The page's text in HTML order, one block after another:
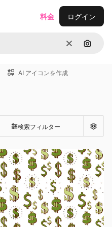
消去 画像で
料金 ログイン
AI アイコンを作成
検索フィルター